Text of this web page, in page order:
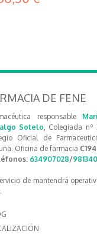
DE FENE
responsable
Sotelo, Colegiada nº
Oficial de
Oficina de farmacia
634907028/
de mantendrá